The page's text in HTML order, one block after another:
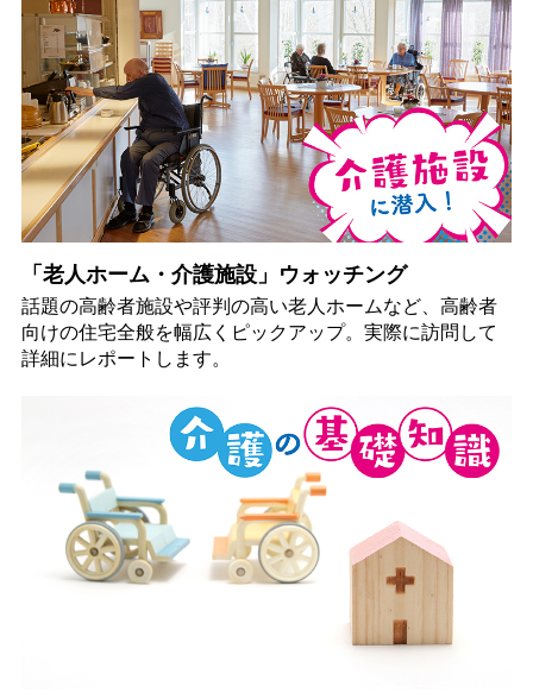
「老人ホーム・介護施設」ウォッチング
話題の高齢者施設や評判の高い老人ホームなど、高齢者
向けの住宅全般を幅広くピックアップ。実際に訪問して
詳細にレポートします。